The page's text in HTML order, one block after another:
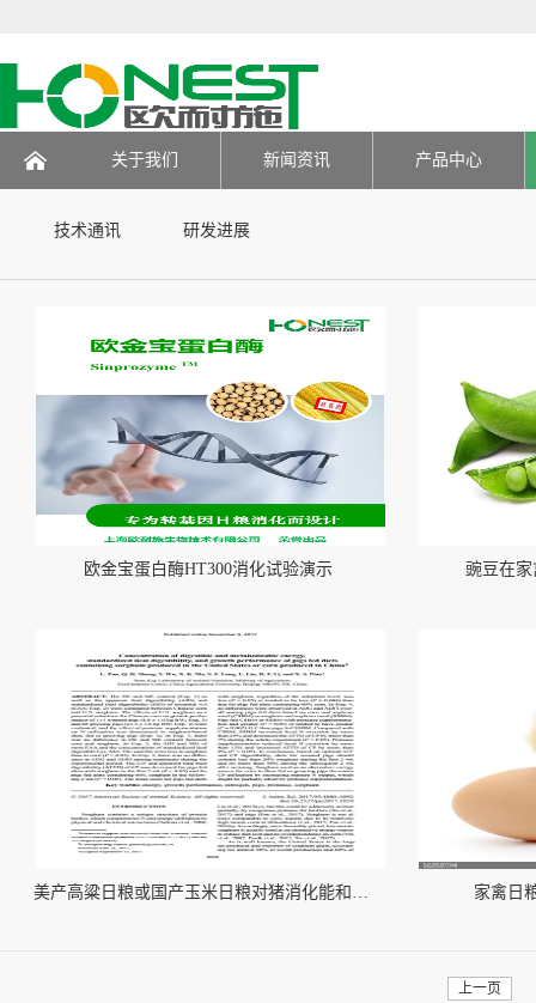
页
关于我们 新闻资讯 产品中心
技术研发
技术通讯 研发进展
Case
欧金宝蛋白酶HT300消化试验演示 豌豆在
美产高粱日粮或国产玉米日粮对猪消化能和代谢能、回肠标准氨基酸消化率以及生产性能的影响 家禽日
上一页